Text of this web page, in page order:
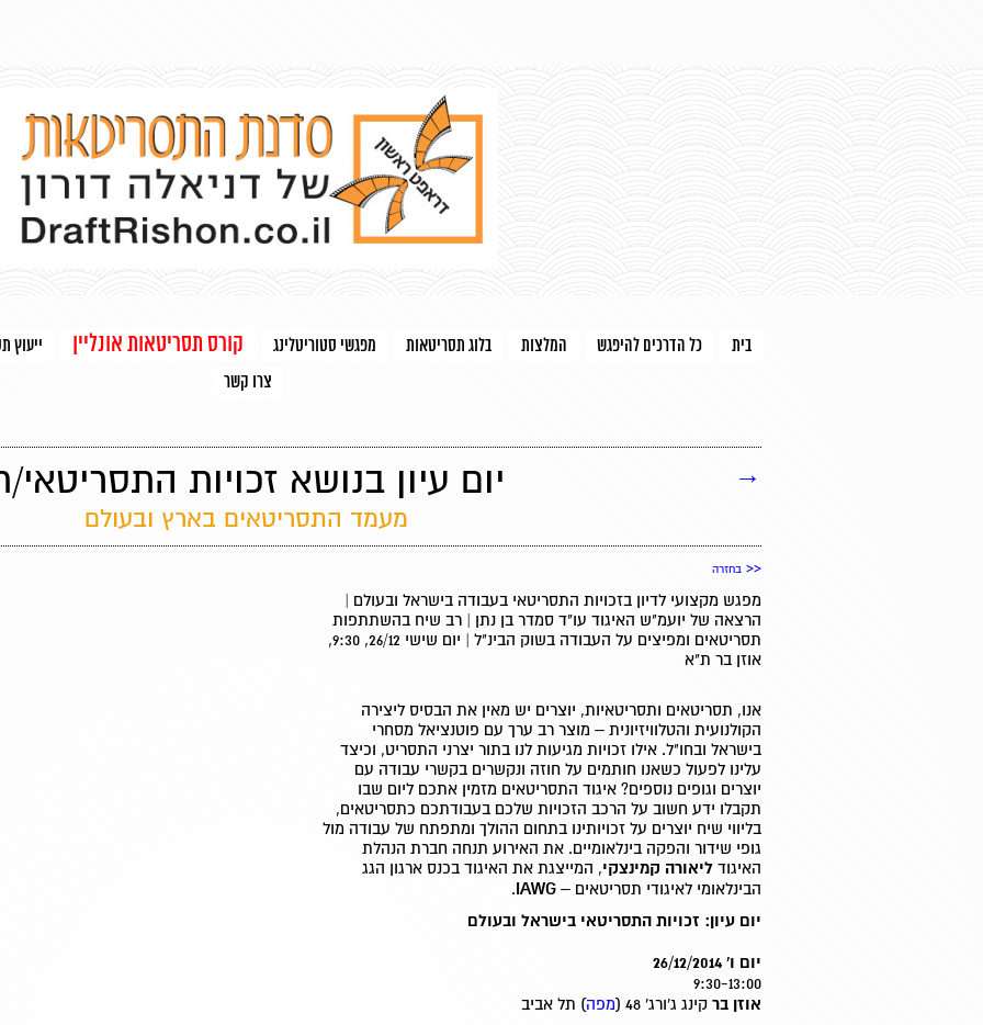
בית כל הדרכים להיפגש המלצות בלוג תסריטאות מפגשי סטוריטלינג קורס תסריטאות אונליין ייעוץ
צרו קשר
יום עיון בנושא זכויות
מעמד התסריטאים בארץ ובעולם
→
<< בחזרה
מפגש מקצועי לדיון בזכויות התסריטאי בעבודה בישראל ובעולם |
הרצאה של יועמ"ש האיגוד עו"ד סמדר בן נתן | רב שיח בהשתתפות
תסריטאים ומפיצים על העבודה בשוק הבינ"ל | יום שישי 26/12, 9:30,
אוזן בר ת"א
אנו, תסריטאים ותסריטאיות, יוצרים יש מאין את הבסיס ליצירה
הקולנועית והטלוויזיונית – מוצר רב ערך עם פוטנציאל מסחרי
בישראל ובחו"ל. אילו זכויות מגיעות לנו בתור יצרני התסריט, וכיצד
עלינו לפעול כשאנו חותמים על חוזה ונקשרים בקשרי עבודה עם
יוצרים וגופים נוספים? איגוד התסריטאים מזמין אתכם ליום שבו
תקבלו ידע חשוב על הרכב הזכויות שלכם בעבודתכם כתסריטאים,
בליווי שיח יוצרים על זכויותינו בתחום ההולך ומתפתח של עבודה מול
גופי שידור והפקה בינלאומיים. את האירוע תנחה חברת הנהלת
האיגוד ליאורה קמינצקי, המייצגת את האיגוד בכנס ארגון הגג
הבינלאומי לאיגודי תסריטאים – IAWG
.
יום עיון: זכויות התסריטאי בישראל ובעולם
יום ו' 26/12/2014
9:30-13:00
אוזן בר קינג ג'ורג' 48 ( מפה) תל אביב